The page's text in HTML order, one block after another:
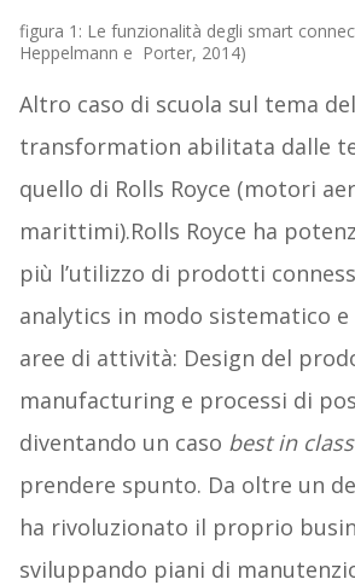
figura 1: Le funzionalità degli smart
Heppelmann e Porter, 2014)
Altro caso di scuola sul tema
transformation abilitata dalle
quello di Rolls Royce (motori
marittimi).Rolls Royce ha
più l’utilizzo di prodotti
analytics in modo sistematico
aree di attività: Design del
manufacturing e processi di
diventando un caso best in class
prendere spunto. Da oltre un
ha rivoluzionato il proprio
sviluppando piani di